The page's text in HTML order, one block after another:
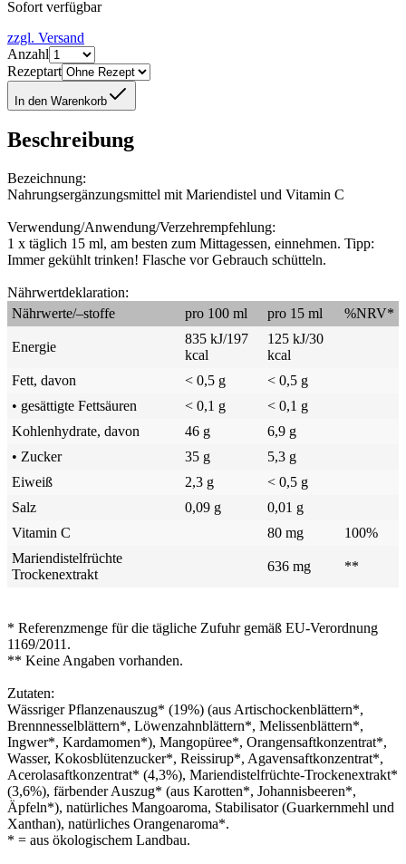
Sofort verfügbar
zzgl. Versand
Anzahl
Rezeptart
In den Warenkorb
Beschreibung
Bezeichnung:
Nahrungsergänzungsmittel mit Mariendistel und Vitamin C
Verwendung/Anwendung/Verzehrempfehlung:
1 x täglich 15 ml, am besten zum Mittagessen, einnehmen. Tipp:
Immer gekühlt trinken! Flasche vor Gebrauch schütteln.
Nährwertdeklaration:
Nährwerte/–stoffe
pro 100 ml pro 15 ml %NRV*
Energie
835 kJ/197
kcal
125 kJ/30
kcal
Fett, davon
< 0,5 g
< 0,5 g
• gesättigte Fettsäuren
< 0,1 g
< 0,1 g
Kohlenhydrate, davon
46 g
6,9 g
• Zucker
35 g
5,3 g
Eiweiß
2,3 g
< 0,5 g
Salz
0,09 g
0,01 g
Vitamin C
80 mg
100%
Mariendistelfrüchte
Trockenextrakt
636 mg **
* Referenzmenge für die tägliche Zufuhr gemäß EU-Verordnung
1169/2011.
** Keine Angaben vorhanden.
Zutaten:
Wässriger Pflanzenauszug* (19%) (aus Artischockenblättern*,
Brennnesselblättern*, Löwenzahnblättern*, Melissenblättern*,
Ingwer*, Kardamomen*), Mangopüree*, Orangensaftkonzentrat*,
Wasser, Kokosblütenzucker*, Reissirup*, Agavensaftkonzentrat*,
Acerolasaftkonzentrat* (4,3%), Mariendistelfrüchte-Trockenextrakt*
(3,6%), färbender Auszug* (aus Karotten*, Johannisbeeren*,
Äpfeln*), natürliches Mangoaroma, Stabilisator (Guarkernmehl und
Xanthan), natürliches Orangenaroma*.
* = aus ökologischem Landbau.